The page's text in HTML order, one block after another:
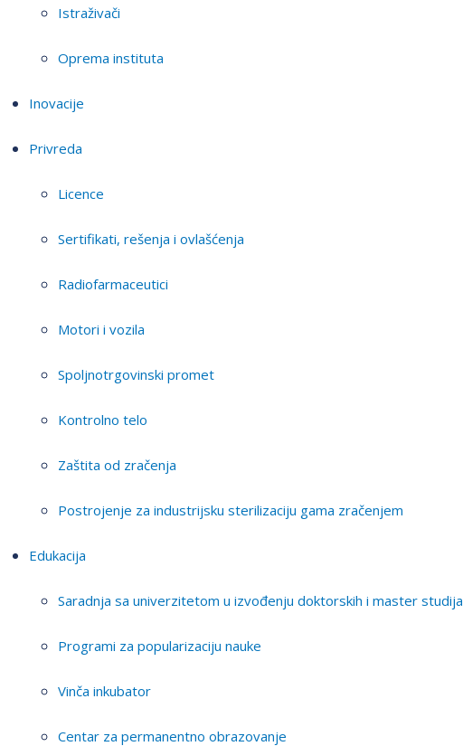
Istraživači
Oprema instituta
Inovacije
Privreda
Licence
Sertifikati, rešenja i ovlašćenja
Radiofarmaceutici
Motori i vozila
Spoljnotrgovinski promet
Kontrolno telo
Zaštita od zračenja
Postrojenje za industrijsku sterilizaciju gama zračenjem
Edukacija
Saradnja sa univerzitetom u izvođenju doktorskih i master studija
Programi za popularizaciju nauke
Vinča inkubator
Centar za permanentno obrazovanje